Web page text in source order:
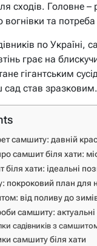
сходів. Головне –
вогнівки та
по Україні,
грає на
гігантським
став зразковим.
самшиту: давній
самшит біля хати:
хати: ідеальні
покроковий план для
від поливу до
самшиту:
садівників з
самшиту біля хати